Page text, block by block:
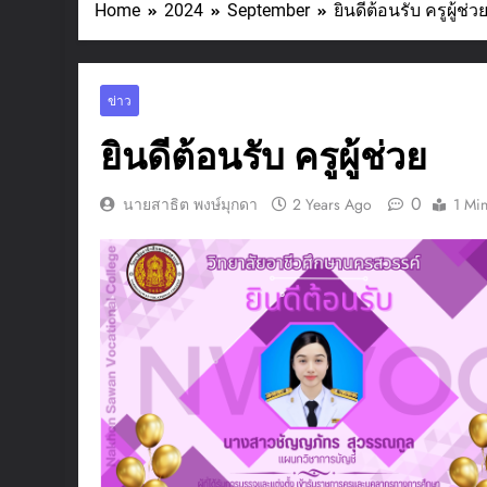
Home 2024 September ยินดีต้อนรับ ครูผู้ช่วย
ข่าว
ยินดีต้อนรับ ครูผู้ช่วย
นายสาธิต พงษ์มุกดา 2 Years Ago 0 1